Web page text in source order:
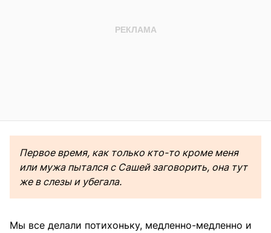
Первое время, как только кто-то кроме меня
или мужа пытался с Сашей заговорить, она тут
же в слезы и убегала.
Мы все делали потихоньку, медленно-медленно и